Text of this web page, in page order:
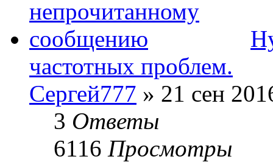
частотных проблем.
Сергей777 » 21 сен
3 Ответы
6116 Просмотры